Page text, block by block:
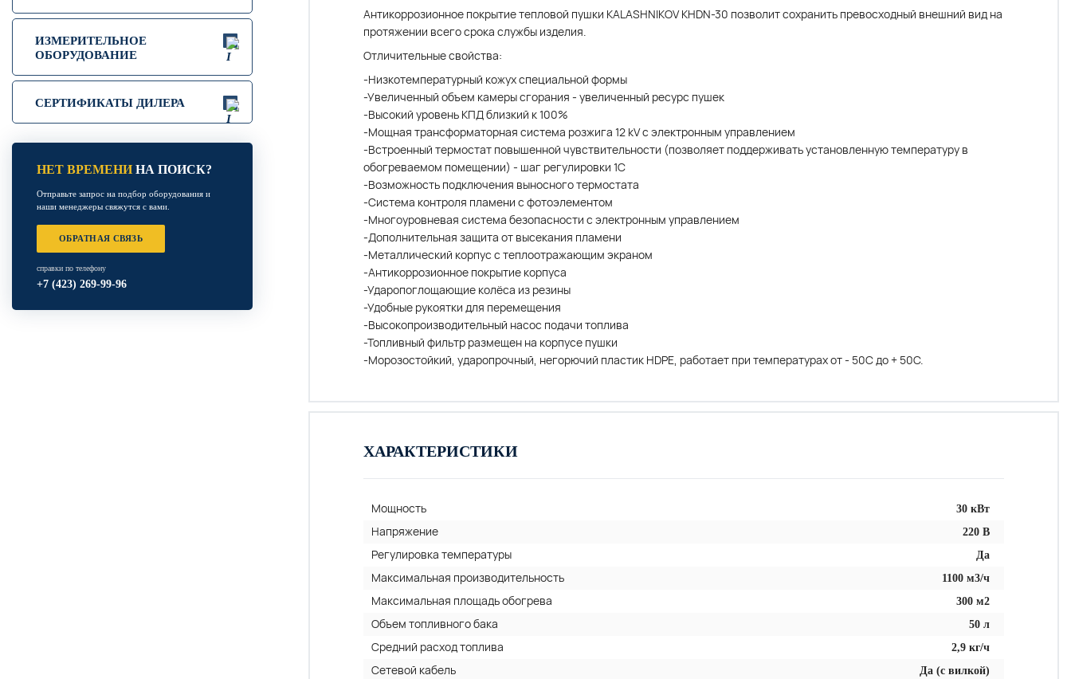
ИЗМЕРИТЕЛЬНОЕ
ОБОРУДОВАНИЕ
СЕРТИФИКАТЫ ДИЛЕРА
НЕТ ВРЕМЕНИНА ПОИСК?
Отправьте запрос на подбор оборудования и
наши менеджеры свяжутся с вами.
ОБРАТНАЯ СВЯЗЬ
справки по телефону
+7 (423) 269-99-96
Антикоррозионное покрытие тепловой пушки KALASHNIKOV KHDN-30 позволит сохранить превосходный внешний вид на
протяжении всего срока службы изделия.
Отличительные свойства:
-Низкотемпературный кожух специальной формы
-Увеличенный объем камеры сгорания - увеличенный ресурс пушек
-Высокий уровень КПД близкий к 100%
-Мощная трансформаторная система розжига 12 kV с электронным управлением
-Встроенный термостат повышенной чувствительности (позволяет поддерживать установленную температуру в
обогреваемом помещении) - шаг регулировки 1С
-Возможность подключения выносного термостата
-Система контроля пламени с фотоэлементом
-Многоуровневая система безопасности с электронным управлением
-Дополнительная защита от высекания пламени
-Металлический корпус с теплоотражающим экраном
-Антикоррозионное покрытие корпуса
-Ударопоглощающие колёса из резины
-Удобные рукоятки для перемещения
-Высокопроизводительный насос подачи топлива
-Топливный фильтр размещен на корпусе пушки
-Морозостойкий, ударопрочный, негорючий пластик HDPE, работает при температурах от - 50С до + 50С.
ХАРАКТЕРИСТИКИ
Мощность 30 кВт
Напряжение 220 В
Регулировка температуры Да
Максимальная производительность 1100 м3/ч
Максимальная площадь обогрева 300 м2
Объем топливного бака 50 л
Средний расход топлива 2,9 кг/ч
Сетевой кабель Да (с вилкой)